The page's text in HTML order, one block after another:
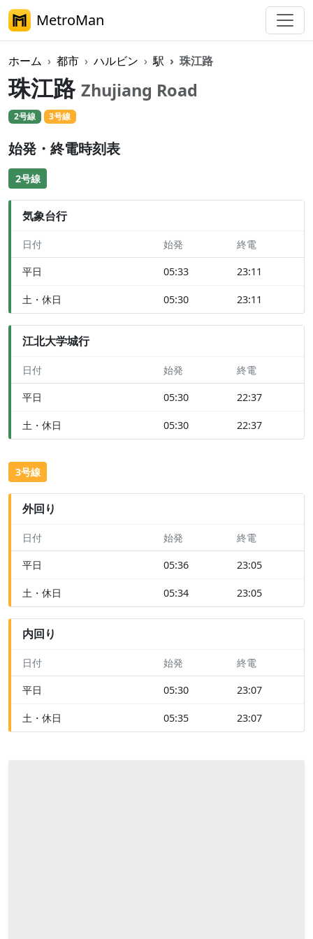
MetroMan
ホーム 都市 ハルビン 駅 珠江路
珠江路 Zhujiang Road
2号線 3号線
始発・終電時刻表
2号線
気象台行
日付 始発 終電
平日 05:33 23:11
土・休日 05:30 23:11
江北大学城行
日付 始発 終電
平日 05:30 22:37
土・休日 05:30 22:37
3号線
外回り
日付 始発 終電
平日 05:36 23:05
土・休日 05:34 23:05
内回り
日付 始発 終電
平日 05:30 23:07
土・休日 05:35 23:07